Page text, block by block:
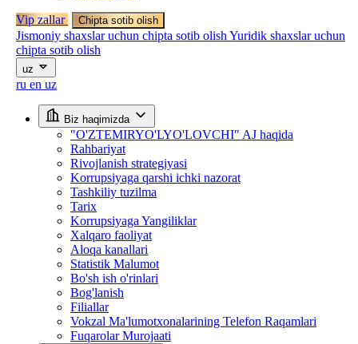
Vip zallar Chipta sotib olish
Jismoniy shaxslar uchun chipta sotib olish Yuridik shaxslar uchun
chipta sotib olish
uz
ru en uz
Biz haqimizda
"O'ZTEMIRYO'LYO'LOVCHI" AJ haqida
Rahbariyat
Rivojlanish strategiyasi
Korrupsiyaga qarshi ichki nazorat
Tashkiliy tuzilma
Tarix
Korrupsiyaga Yangiliklar
Xalqaro faoliyat
Aloqa kanallari
Statistik Malumot
Bo'sh ish o'rinlari
Bog'lanish
Filiallar
Vokzal Ma'lumotxonalarining Telefon Raqamlari
Fuqarolar Murojaati